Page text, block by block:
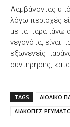
Λαμβάνοντας
λόγω περιοχές
με τα παραπάνω
γεγονότα, είναι
εξωγενείς
συντήρησης,
TAGS ΑΙΟΛΙΚΟ
ΔΙΑΚΟΠΕΣ